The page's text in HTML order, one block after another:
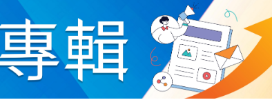
影片 名家榜 灼見活動 關於我們